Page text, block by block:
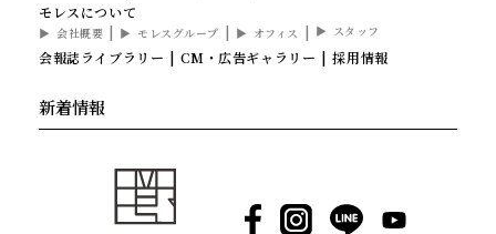
モレスについて
会社概要 モレスグループ オフィス スタッフ
会報誌ライブラリー CM・広告ギャラリー 採用情報
新着情報
Facebook
Instagram
LINE YouTube